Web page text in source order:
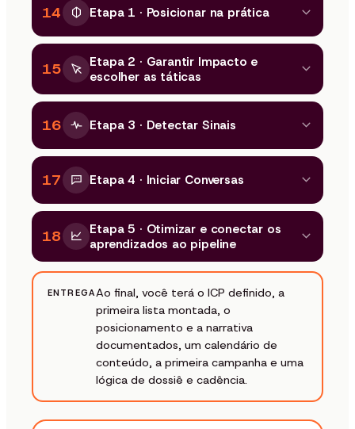
14 Etapa 1 · Posicionar na prática
15
Etapa 2 · Garantir Impacto e
escolher as táticas
16 Etapa 3 · Detectar Sinais
17 Etapa 4 · Iniciar Conversas
18
Etapa 5 · Otimizar e conectar os
aprendizados ao pipeline
ENTREGAAo final, você terá o ICP definido, a
primeira lista montada, o
posicionamento e a narrativa
documentados, um calendário de
conteúdo, a primeira campanha e uma
lógica de dossiê e cadência.